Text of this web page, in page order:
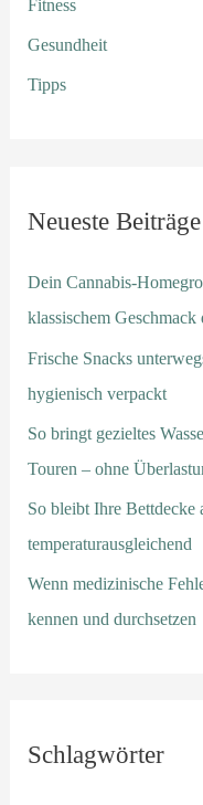
Fitness
Gesundheit
Tipps
Neueste Beiträge
Dein Cannabis-
klassischem
Frische Snacks
hygienisch verpackt
So bringt gezieltes
Touren – ohne
So bleibt Ihre Bettdecke
temperaturausgleichend
Wenn medizinische
kennen und durchsetzen
Schlagwörter